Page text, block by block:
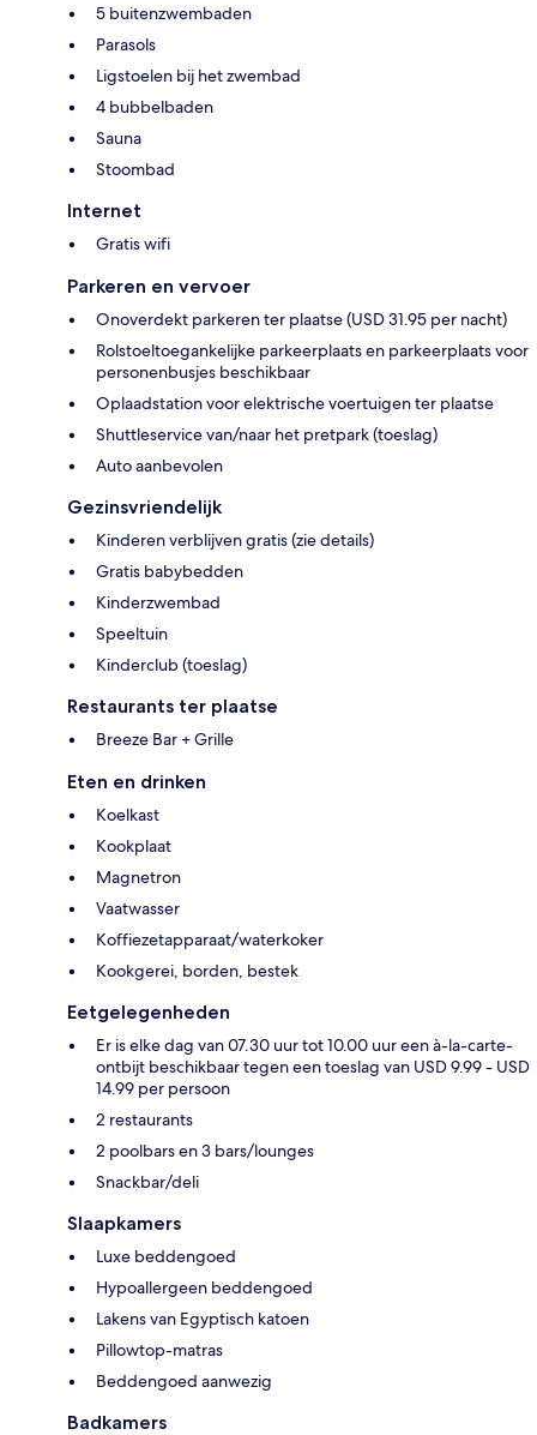
5 buitenzwembaden
Parasols
Ligstoelen bij het zwembad
4 bubbelbaden
Sauna
Stoombad
Internet
Gratis wifi
Parkeren en vervoer
Onoverdekt parkeren ter plaatse (USD 31.95 per nacht)
Rolstoeltoegankelijke parkeerplaats en parkeerplaats voor
personenbusjes beschikbaar
Oplaadstation voor elektrische voertuigen ter plaatse
Shuttleservice van/naar het pretpark (toeslag)
Auto aanbevolen
Gezinsvriendelijk
Kinderen verblijven gratis (zie details)
Gratis babybedden
Kinderzwembad
Speeltuin
Kinderclub (toeslag)
Restaurants ter plaatse
Breeze Bar + Grille
Eten en drinken
Koelkast
Kookplaat
Magnetron
Vaatwasser
Koffiezetapparaat/waterkoker
Kookgerei, borden, bestek
Eetgelegenheden
Er is elke dag van 07.30 uur tot 10.00 uur een à-la-carte-
ontbijt beschikbaar tegen een toeslag van USD 9.99 - USD
14.99 per persoon
2 restaurants
2 poolbars en 3 bars/lounges
Snackbar/deli
Slaapkamers
Luxe beddengoed
Hypoallergeen beddengoed
Lakens van Egyptisch katoen
Pillowtop-matras
Beddengoed aanwezig
Badkamers